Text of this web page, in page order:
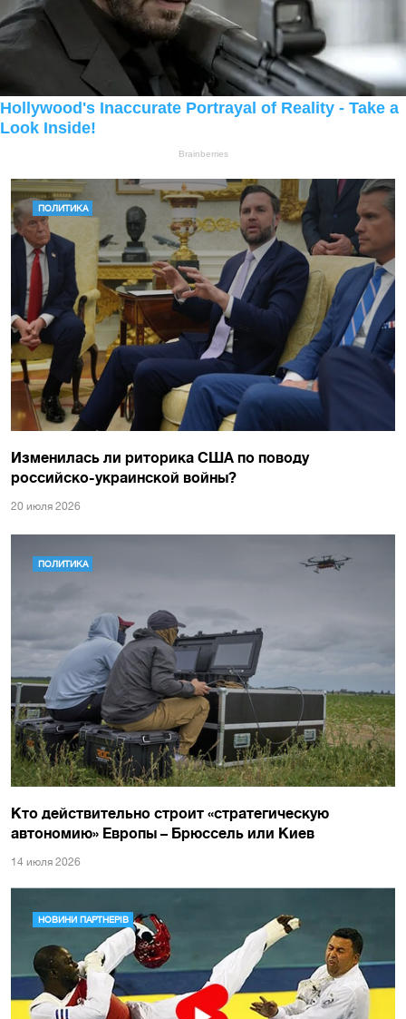
ПОЛИТИКА
Изменилась ли риторика США по поводу
российско-украинской войны?
20 июля 2026
ПОЛИТИКА
Кто действительно строит «стратегическую
автономию» Европы – Брюссель или Киев
14 июля 2026